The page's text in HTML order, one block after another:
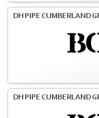
DH PIPE CUMBERLAND
DH PIPE CUMBERLAND